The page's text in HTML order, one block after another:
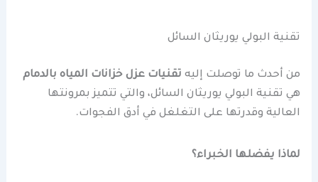
تقنية البولي يوريثان السائل
من أحدث ما توصلت إليه تقنيات عزل خزانات المياه بالدمام
هي تقنية البولي يوريثان السائل، والتي تتميز بمرونتها
العالية وقدرتها على التغلغل في أدق الفجوات.
لماذا يفضلها الخبراء؟